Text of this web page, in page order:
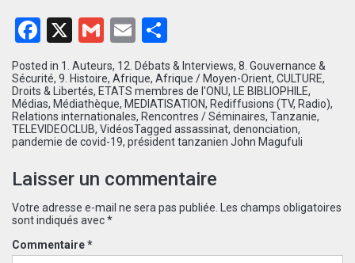
Facebook
X Gmail
Email
Posted in 1. Auteurs, 12. Débats & Interviews, 8. Gouvernance &
Sécurité, 9. Histoire, Afrique, Afrique / Moyen-Orient, CULTURE,
Droits & Libertés, ETATS membres de l'ONU, LE BIBLIOPHILE,
Médias, Médiathèque, MEDIATISATION, Rediffusions (TV, Radio),
Relations internationales, Rencontres / Séminaires, Tanzanie,
TELEVIDEOCLUB, VidéosTagged assassinat, denonciation,
pandemie de covid-19, président tanzanien John Magufuli
Laisser un commentaire
Votre adresse e-mail ne sera pas publiée.
Les champs obligatoires
sont indiqués avec*
Commentaire*